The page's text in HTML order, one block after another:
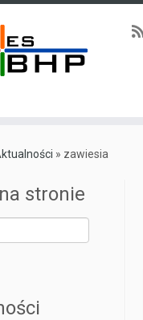
» zawiesia
stronie